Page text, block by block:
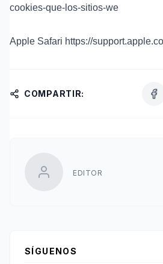
cookies-que-los-sitios-we
Apple Safari https://
COMPARTIR:
EDITOR
SÍGUENOS